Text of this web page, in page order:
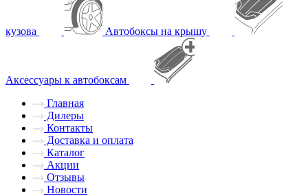
кузова Автобоксы на крышу
Аксессуары к автобоксам
Главная
Дилеры
Контакты
Доставка и оплата
Каталог
Акции
Отзывы
Новости